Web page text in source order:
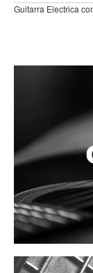
Teclado
Amplificadores
Accesorios
Arco
Violin
Viola
Cello
Electrica con